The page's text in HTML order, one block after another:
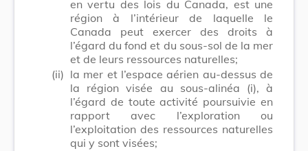
en vertu des lois du Canada, est une
région à l’intérieur de laquelle le
Canada peut exercer des droits à
l’égard du fond et du sous-sol de la mer
et de leurs ressources naturelles;
(ii) la mer et l’espace aérien au-dessus de
la région visée au sous-alinéa (i), à
l’égard de toute activité poursuivie en
rapport avec l’exploration ou
l’exploitation des ressources naturelles
qui y sont visées;